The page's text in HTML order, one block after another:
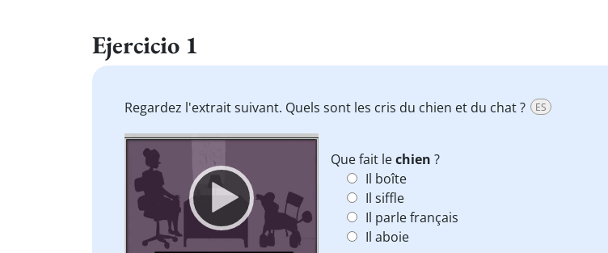
Ejercicio 1
Regardez l'extrait suivant. Quels sont les cris du chien et du chat ? ES
Video
Player
Que fait lechien ?
Il boîte
Il siffle
Il parle français
Il aboie